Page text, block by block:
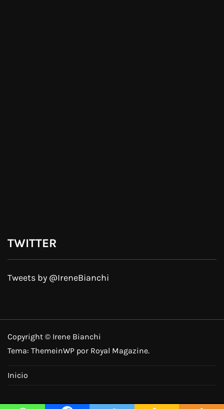
TWITTER
Tweets by @IreneBianchi
Copyright © Irene Bianchi
Tema: ThemeinWP por Royal Magazine.
Inicio